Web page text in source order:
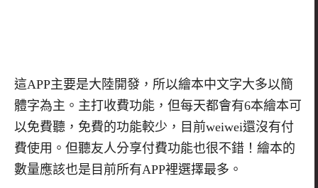
這APP主要是大陸開發，所以繪本中文字大多以簡
體字為主。主打收費功能，但每天都會有6本繪本可
以免費聽，免費的功能較少，目前weiwei還沒有付
費使用。但聽友人分享付費功能也很不錯！繪本的
數量應該也是目前所有APP裡選擇最多。